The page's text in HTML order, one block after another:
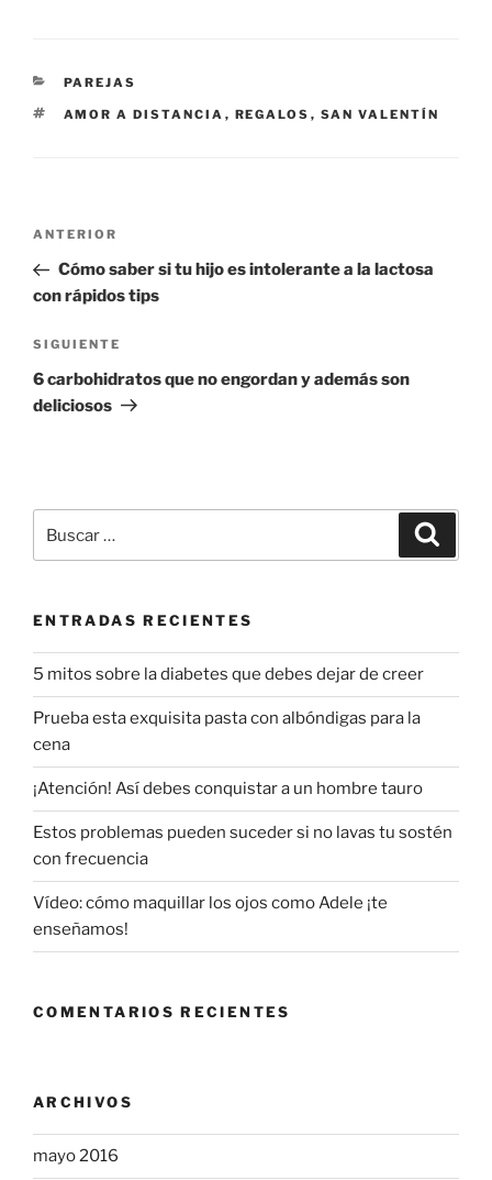
CATEGORÍAS
PAREJAS
ETIQUETAS
AMOR A DISTANCIA , REGALOS , SAN VALENTÍN
Navegación
entradas
Entrada
anterior:
ANTERIOR
Cómo saber si tu hijo es intolerante a la lactosa
con rápidos tips
Siguiente
entrada
SIGUIENTE
6 carbohidratos que no engordan y además son
deliciosos
por:
ENTRADAS RECIENTES
5 mitos sobre la diabetes que debes dejar de creer
Prueba esta exquisita pasta con albóndigas para la
cena
¡Atención! Así debes conquistar a un hombre tauro
Estos problemas pueden suceder si no lavas tu sostén
con frecuencia
Vídeo: cómo maquillar los ojos como Adele ¡te
enseñamos!
COMENTARIOS RECIENTES
ARCHIVOS
mayo 2016